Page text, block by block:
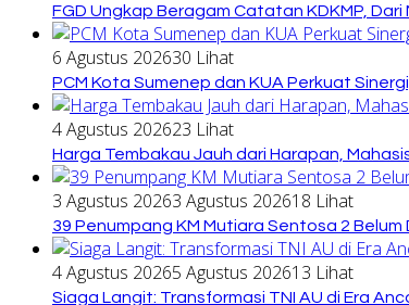
FGD Ungkap Beragam Catatan KDKMP,
6 Agustus 202630 Lihat
PCM Kota Sumenep dan KUA Perkuat
4 Agustus 202623 Lihat
Harga Tembakau Jauh dari Harapan,
3 Agustus 20263 Agustus 202618 Lihat
39 Penumpang KM Mutiara Sentosa 2
4 Agustus 20265 Agustus 202613 Lihat
Siaga Langit: Transformasi TNI AU di Era